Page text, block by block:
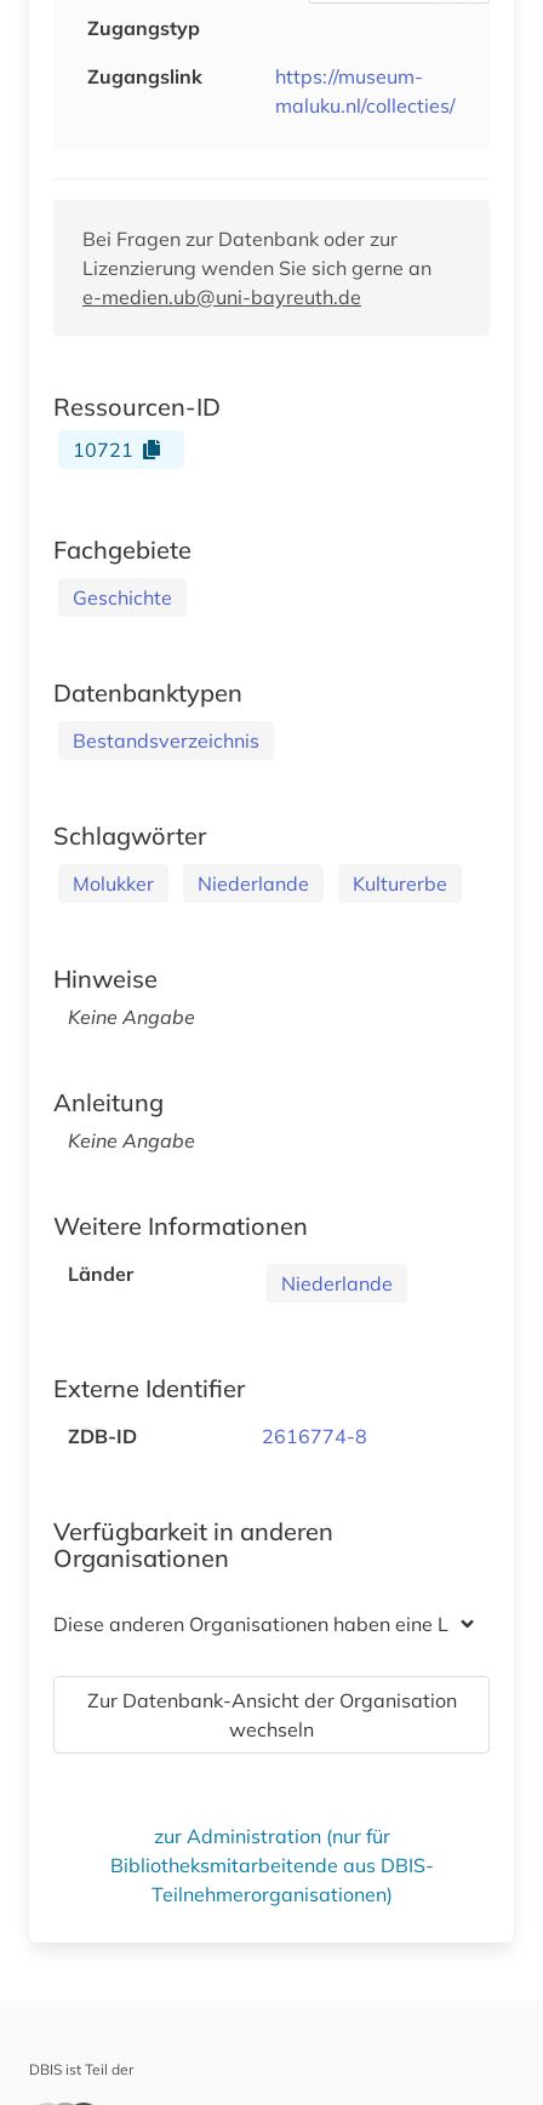
Zugangstyp
Zugangslink
https://museum-
maluku.nl/collecties/
Bei Fragen zur Datenbank oder zur
Lizenzierung wenden Sie sich gerne an
e-medien.ub@uni-bayreuth.de
Ressourcen-ID
10721
Fachgebiete
Geschichte
Datenbanktypen
Bestandsverzeichnis
Schlagwörter
Molukker Niederlande Kulturerbe
Hinweise
Keine Angabe
Anleitung
Keine Angabe
Weitere Informationen
Länder Niederlande
Externe Identifier
ZDB-ID 2616774-8
Verfügbarkeit in anderen
Organisationen
Diese anderen Organisationen haben eine Lizenz
Zur Datenbank-Ansicht der Organisation
wechseln
zur Administration (nur für
Bibliotheksmitarbeitende aus DBIS-
Teilnehmerorganisationen)
DBIS ist Teil der